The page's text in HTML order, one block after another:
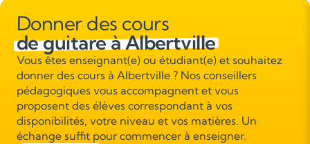
Donner des cours
de guitare à Albertville
Vous êtes enseignant(e) ou étudiant(e) et souhaitez
donner des cours à Albertville ? Nos conseillers
pédagogiques vous accompagnent et vous
proposent des élèves correspondant à vos
disponibilités, votre niveau et vos matières. Un
échange suffit pour commencer à enseigner.